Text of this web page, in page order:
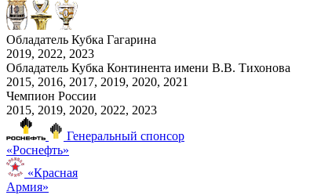
Обладатель Кубка Гагарина
2019, 2022, 2023
Обладатель Кубка Континента имени В.В. Тихонова
2015, 2016, 2017, 2019, 2020, 2021
Чемпион России
2015, 2019, 2020, 2022, 2023
Генеральный спонсор
«Роснефть»
«Красная
Армия»